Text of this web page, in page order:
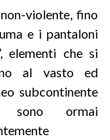
violente, fino
e i pantaloni
elementi che si
al vasto ed
subcontinente
sono ormai